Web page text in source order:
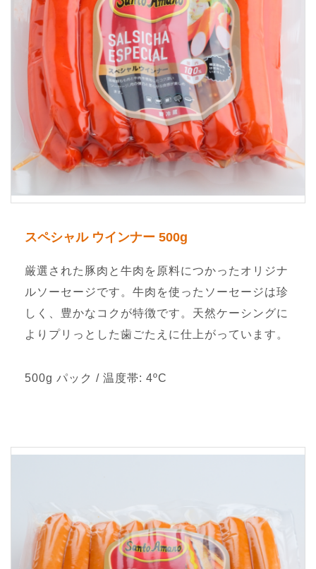
スペシャル ウインナー 500g
厳選された豚肉と牛肉を原料につかったオリジナ
ルソーセージです。牛肉を使ったソーセージは珍
しく、豊かなコクが特徴です。天然ケーシングに
よりプリっとした歯ごたえに仕上がっています。
500g パック / 温度帯: 4ºC